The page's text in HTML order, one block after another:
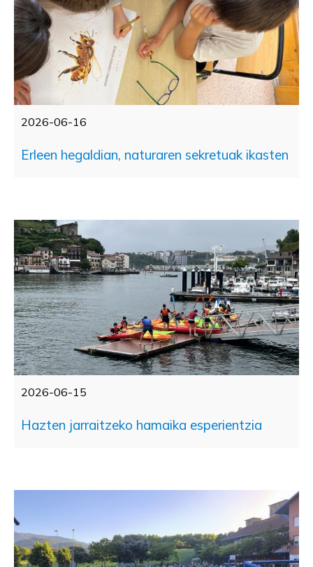
2026-06-16
Erleen hegaldian, naturaren sekretuak ikasten
2026-06-15
Hazten jarraitzeko hamaika esperientzia